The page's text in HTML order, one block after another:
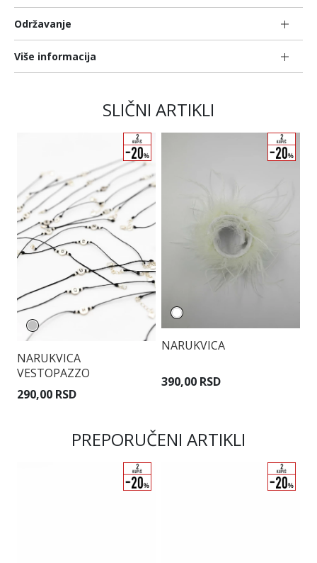
Održavanje
Više informacija
SLIČNI ARTIKLI
NARUKVICA
VESTOPAZZO
290,00 RSD
NARUKVICA
390,00 RSD
PREPORUČENI ARTIKLI